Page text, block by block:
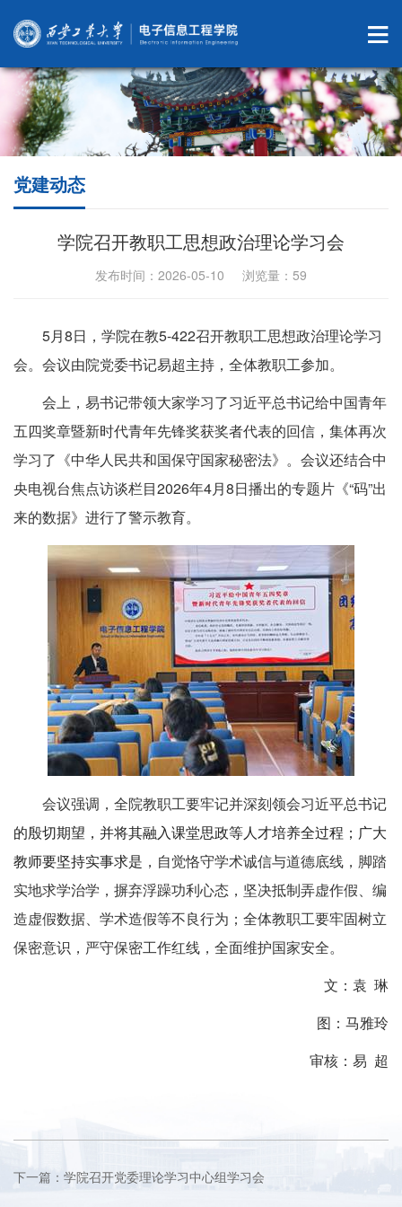
党建动态
学院召开教职工思想政治理论学习会
发布时间：2026-05-10 浏览量： 59
5月8日，学院在教5-422召开教职工思想政治理论学习
会。会议由院党委书记易超主持，全体教职工参加。
会上，易书记带领大家学习了习近平总书记给中国青年
五四奖章暨新时代青年先锋奖获奖者代表的回信，集体再次
学习了《中华人民共和国保守国家秘密法》。会议还结合中
央电视台焦点访谈栏目2026年4月8日播出的专题片《“码”出
来的数据》进行了警示教育。
会议强调，全院教职工要牢记并深刻领会习近平总书记
的殷切期望，并将其融入课堂思政等人才培养全过程；广大
教师要坚持实事求是 ，自觉恪守学术诚信与道德底线，脚踏
实地求学治学，摒弃浮躁功利心态，坚决抵制弄虚作假、编
造虚假数据、学术造假等不良行为；全体教职工要牢固树立
保密意识，严守保密工作红线，全面维护国家安全。
文：袁 琳
图：马雅玲
审核：易 超
下一篇：学院召开党委理论学习中心组学习会